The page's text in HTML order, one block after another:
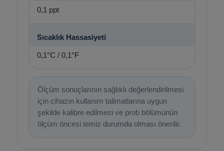
0,1 ppt
Sıcaklık Hassasiyeti
0,1°C / 0,1°F
Ölçüm sonuçlarının sağlıklı değerlendirilmesi
için cihazın kullanım talimatlarına uygun
şekilde kalibre edilmesi ve prob bölümünün
ölçüm öncesi temiz durumda olması önerilir.